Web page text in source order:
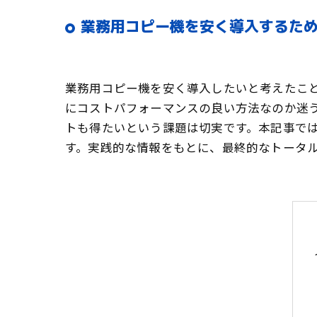
業務用コピー機を安く導入する
業務用コピー機を安く導入したいと考えたこ
にコストパフォーマンスの良い方法なのか迷
トも得たいという課題は切実です。本記事
す。実践的な情報をもとに、最終的なトータ